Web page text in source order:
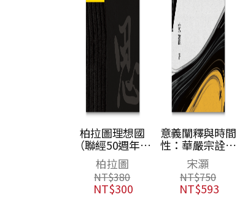
柏拉圖理想國
（聯經50週年經
典書衣限定版）
柏拉圖
NT$380
NT$300
意義闡釋與時間
性：華嚴宗詮釋
學相關哲學研究
宋灝
NT$750
NT$593